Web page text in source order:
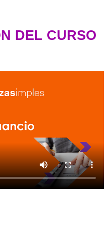
DEL CURSO